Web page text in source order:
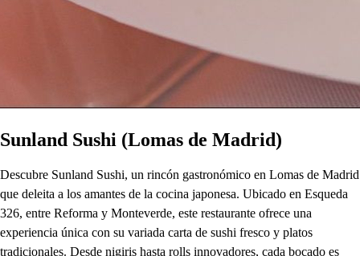
Sunland Sushi (Lomas de Madrid)
Descubre Sunland Sushi, un rincón gastronómico en Lomas de Madrid
que deleita a los amantes de la cocina japonesa. Ubicado en Esqueda
326, entre Reforma y Monteverde, este restaurante ofrece una
experiencia única con su variada carta de sushi fresco y platos
tradicionales. Desde nigiris hasta rolls innovadores, cada bocado es